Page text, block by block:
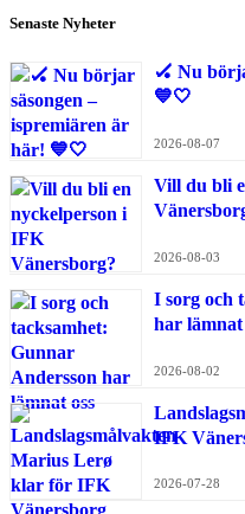
Senaste Nyheter
🏑 Nu
💙🤍
2026-08-07
Vill du bli
2026-08-03
I sorg och
har lämnat
2026-08-02
IFK
2026-07-28